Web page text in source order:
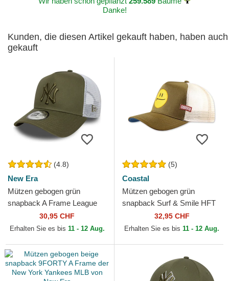
Danke!
Kunden, die diesen Artikel gekauft haben, haben auch
gekauft
(4.8)
New Era
Mützen gebogen grün
snapback A Frame League
Essential der New York
Yankees MLB von New Era
30,95 CHF
Erhalten Sie es bis 11 - 12 Aug.
(5)
Coastal
Mützen gebogen grün
snapback Surf & Smile HFT
von Coastal32,95 CHF
Erhalten Sie es bis 11 - 12 Aug.